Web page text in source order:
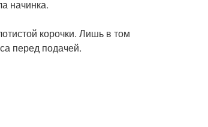
начинка.
корочки. Лишь в том
перед подачей.